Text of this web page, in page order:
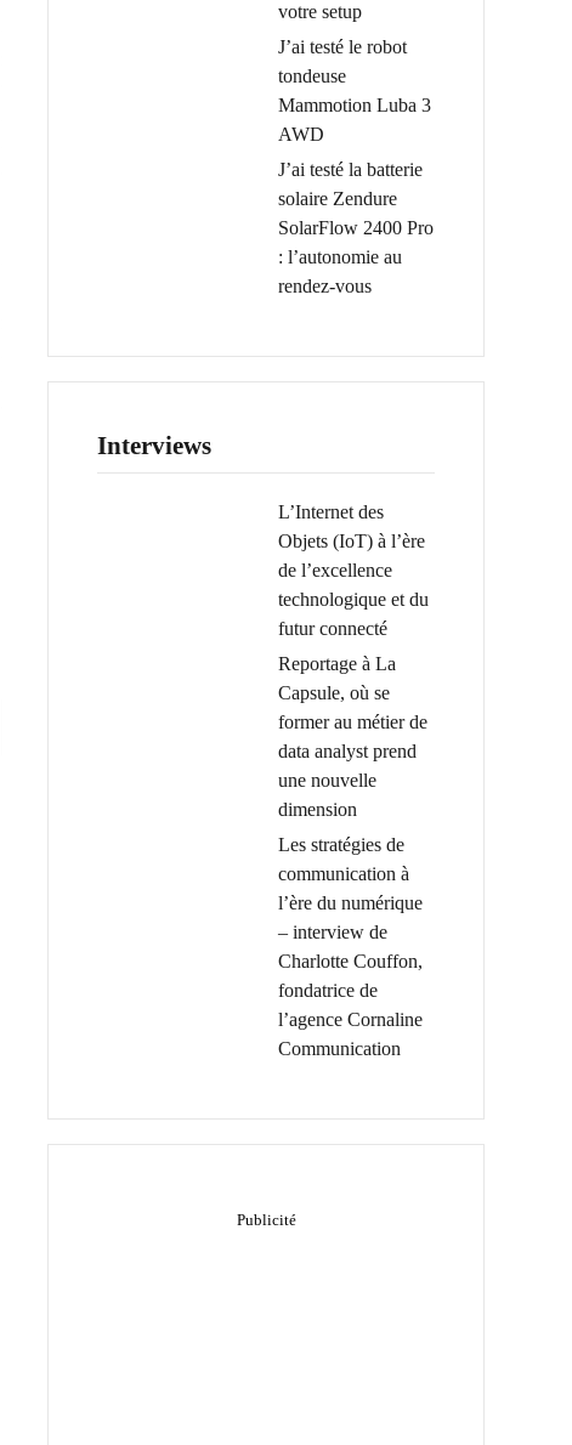
votre setup
J’ai testé le robot
tondeuse
Mammotion Luba 3
AWD
J’ai testé la batterie
solaire Zendure
SolarFlow 2400 Pro
: l’autonomie au
rendez-vous
Interviews
L’Internet des
Objets (IoT) à l’ère
de l’excellence
technologique et du
futur connecté
Reportage à La
Capsule, où se
former au métier de
data analyst prend
une nouvelle
dimension
Les stratégies de
communication à
l’ère du numérique
– interview de
Charlotte Couffon,
fondatrice de
l’agence Cornaline
Communication